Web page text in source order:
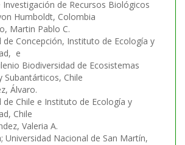
de Recursos Biológicos
Humboldt, Colombia
Martin Pablo C.
de Concepción, Instituto de Ecología y
e
Biodiversidad de Ecosistemas
Subantárticos, Chile
Álvaro.
de Chile e Instituto de Ecología y
Chile
Valeria A.
Universidad Nacional de San Martín,